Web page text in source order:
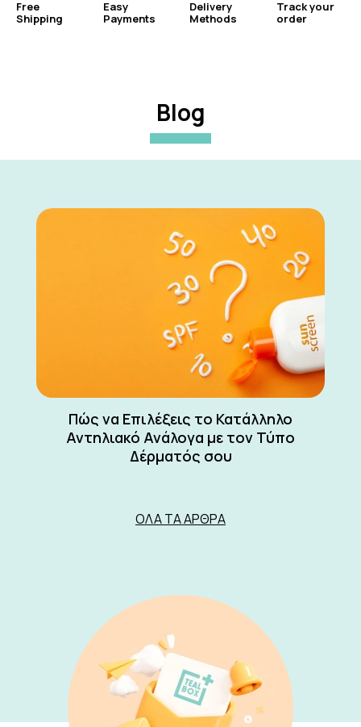
Free
Shipping
Easy
Payments
Delivery
Methods
Track your
order
Blog
Πώς να Επιλέξεις το Κατάλληλο
Αντηλιακό Ανάλογα με τον Τύπο
Δέρματός σου
ΌΛΑ ΤΑ ΆΡΘΡΑ